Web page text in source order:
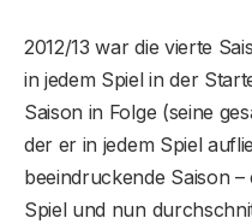
2012/13 war die vierte
in jedem Spiel in der
Saison in Folge (seine
der er in jedem Spiel
beeindruckende Saison
Spiel und nun